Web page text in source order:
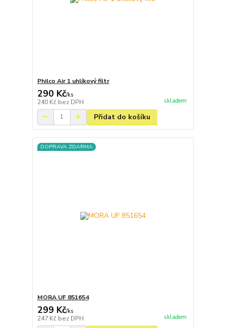
Philco Air 1 uhlíkový filtr
290 Kč/ks
240 Kč bez DPH skladem
Přidat do košíku
DOPRAVA ZDARMA
MORA UF 851654
299 Kč/ks
247 Kč bez DPH skladem